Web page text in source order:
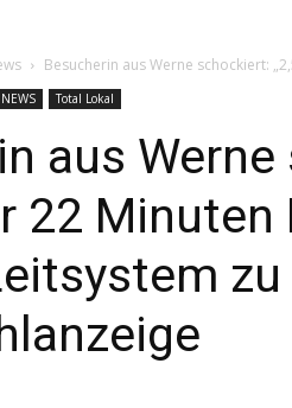
Besucherin aus Werne schockiert:
Total Lokal
aus
22 Minuten